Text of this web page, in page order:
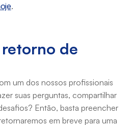
.
de
um dos nossos profissionais
suas perguntas, compartilhar
Então, basta preencher
em breve para uma